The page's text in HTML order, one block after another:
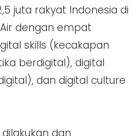
juta rakyat Indonesia di
dengan empat
skills (kecakapan
berdigital), digital
dan digital culture
dan